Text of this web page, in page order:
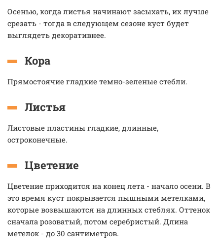
Осенью, когда листья начинают засыхать, их лучше
срезать - тогда в следующем сезоне куст будет
выглядеть декоративнее.
Кора
Прямостоячие гладкие темно-зеленые стебли.
Листья
Листовые пластины гладкие, длинные,
остроконечные.
Цветение
Цветение приходится на конец лета - начало осени. В
это время куст покрывается пышными метелками,
которые возвышаются на длинных стеблях. Оттенок
сначала розоватый, потом серебристый. Длина
метелок - до 30 сантиметров.